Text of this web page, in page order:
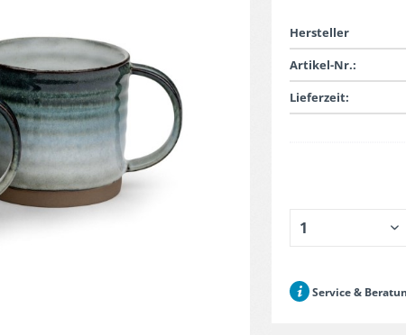
Hersteller
Artikel-Nr.:
Lieferzeit:
Service &